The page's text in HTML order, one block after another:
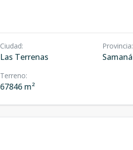
Ciudad:
Las Terrenas
Provincia:
Samaná
Terreno:
67846 m²